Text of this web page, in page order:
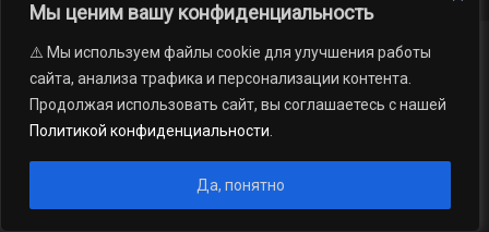
Мы ценим вашу конфиденциальность
⚠️ Мы используем файлы cookie для улучшения работы
сайта, анализа трафика и персонализации контента.
Продолжая использовать сайт, вы соглашаетесь с нашей
Политикой конфиденциальности
Да, понятно
Новости Наши проекты
Официально
АРХИВ
16+
газеты «Миасский рабочий»; Областное государственное учреждение
«Издательский дом «Губерния». Все права защищены.
Андрей Петрович Попов